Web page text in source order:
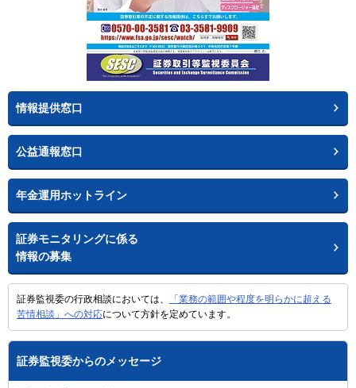
情報提供窓口
公益通報窓口
年金運用ホットライン
証券モニタリングに係る
情報の募集
証券監視委の行政相談においては、
「業務の範囲や程度を明らかに超える
苦情相談」への対応について方針を定めています。
証券監視委からのメッセージ